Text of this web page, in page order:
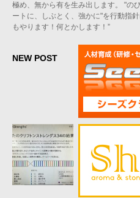
極め、無から有を生み出します。 "の
ートに、しぶとく、強かに"を行動指
もやります！何とかします！”
NEW POST